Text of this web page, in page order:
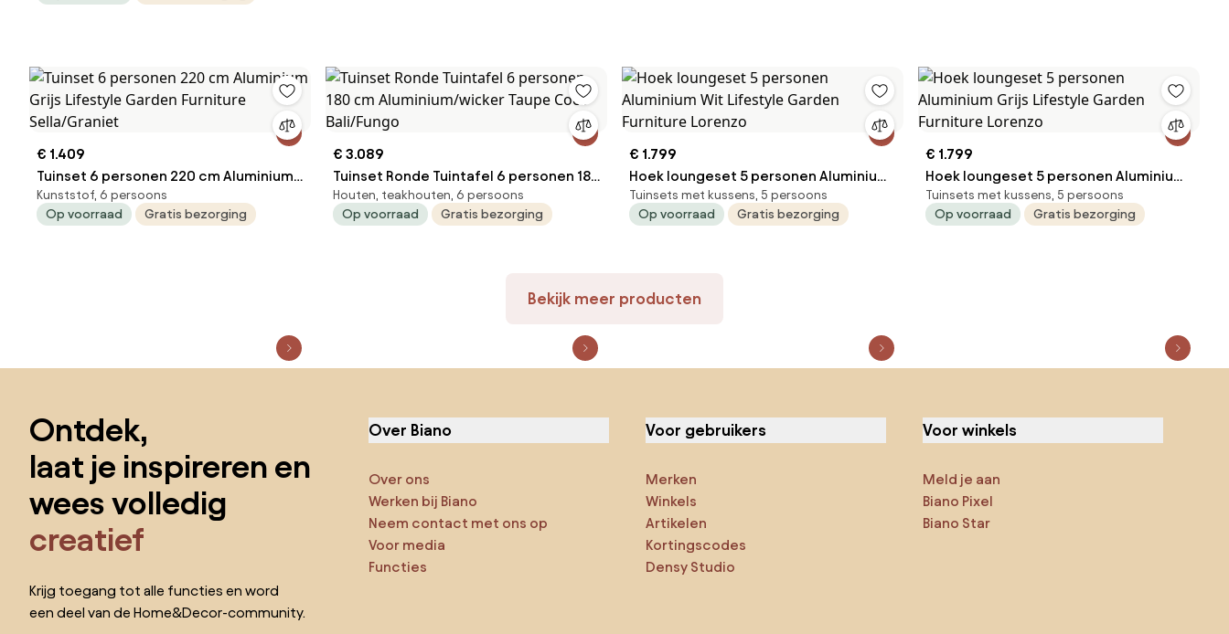
€ 1.409
Tuinset 6 personen 220 cm Aluminium
Grijs Lifestyle Garden Furniture
Sella/Graniet
Kunststof, 6 persoons
Op voorraad
Gratis bezorging
€ 3.089
Tuinset Ronde Tuintafel 6 personen 180
cm Aluminium/wicker Taupe Coco
Bali/Fungo
Houten, teakhouten, 6 persoons
Op voorraad
Gratis bezorging
€ 1.799
Hoek loungeset 5 personen Aluminium
Wit Lifestyle Garden Furniture Lorenzo
Tuinsets met kussens, 5 persoons
Op voorraad
Gratis bezorging
€ 1.799
Hoek loungeset 5 personen Aluminium
Grijs Lifestyle Garden Furniture
Lorenzo
Tuinsets met kussens, 5 persoons
Op voorraad
Gratis bezorging
Bekijk meer producten
Ontdek,
laat je inspireren en
wees volledig
creatief
Krijg toegang tot alle functies en word
een deel van de Home&Decor-community.
Over Biano
Over ons
Werken bij Biano
Neem contact met ons op
Voor media
Functies
Voor gebruikers
Merken
Winkels
Artikelen
Kortingscodes
Densy Studio
Voor winkels
Meld je aan
Biano Pixel
Biano Star